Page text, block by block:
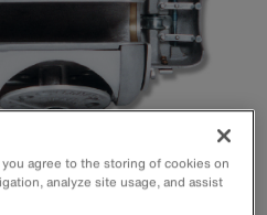
you agree to the storing of cookies on
analyze site usage, and assist